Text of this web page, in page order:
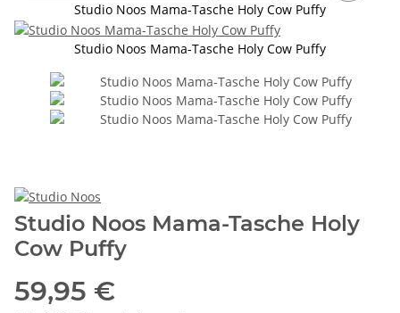
Studio Noos Mama-Tasche Holy Cow Puffy
Studio Noos Mama-Tasche Holy Cow Puffy
Studio Noos Mama-Tasche Holy
Cow Puffy
59,95 €